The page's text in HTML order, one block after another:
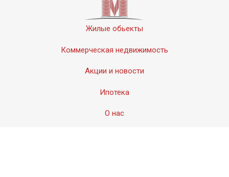
Жилые обьекты
Коммерческая недвижимость
Акции и новости
Ипотека
О нас